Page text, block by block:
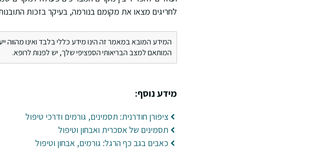
לחריגים מצאו את מקומם בנורמה, בעיקר בזכות
המידע המובא במאמר זה הינו מידע כללי בלבד ואינו מהווה
המותאם למצב הבריאותי הספציפי שלך, יש לפנות לרופא.
מידע נוסף:
ציפורן חודרנית: תסמינים, גורמים ודרכי טיפול
תסמינים של אסכרית ואבחון וטיפול
כאבים בגב כף הרגל: גורמים, אבחון וטיפול